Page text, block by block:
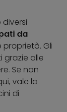
da
Gli
grazie alle
Se non
vale la
di